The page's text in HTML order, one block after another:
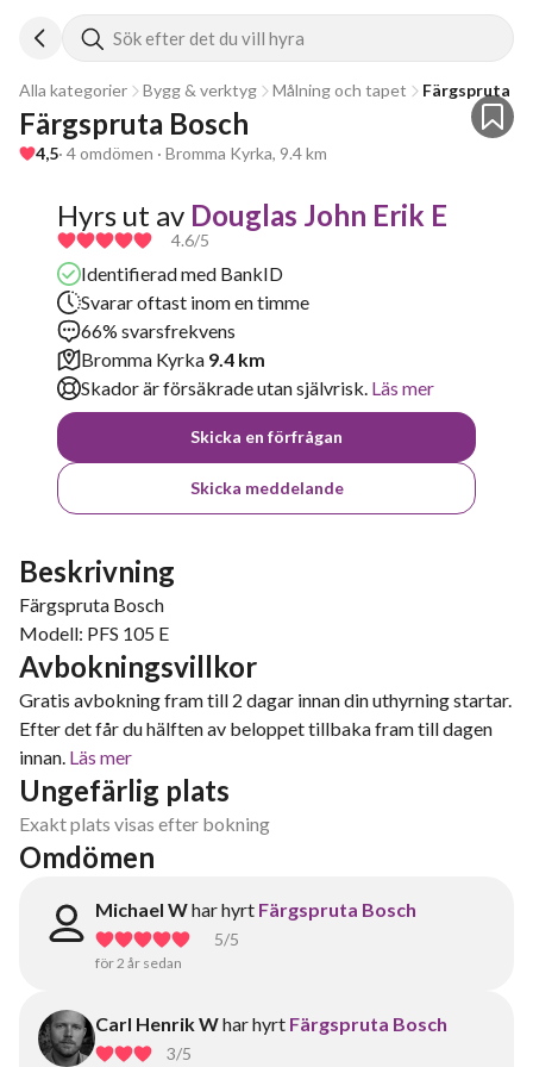
Sök efter det du vill hyra
Alla kategorier Bygg & verktyg Målning och tapet Färgspruta
Färgspruta Bosch
4,5· 4 omdömen · Bromma Kyrka, 9.4 km
Hyrs ut av Douglas John Erik E
4.6/5
Identifierad med BankID
Svarar oftast inom en timme
66% svarsfrekvens
Bromma Kyrka 9.4 km
Skador är försäkrade utan självrisk. Läs mer
Skicka en förfrågan
Skicka meddelande
Beskrivning
Färgspruta Bosch
Modell: PFS 105 E
Avbokningsvillkor
Gratis avbokning fram till 2 dagar innan din uthyrning startar.
Efter det får du hälften av beloppet tillbaka fram till dagen
innan. Läs mer
Ungefärlig plats
Exakt plats visas efter bokning
Omdömen
Michael Whar hyrt Färgspruta Bosch
5/5
för 2 år sedan
Carl Henrik Whar hyrt Färgspruta Bosch
3/5